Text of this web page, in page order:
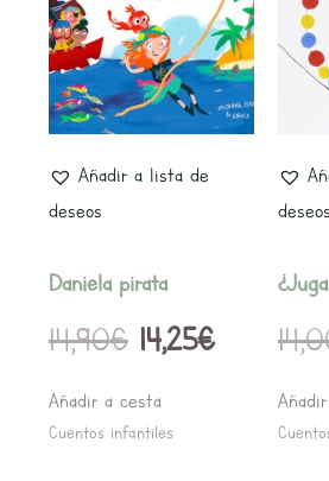
Añadir a lista de
deseos
Daniela pirata
14,90€
original
era:
14,90€.
14,25€
actual
es:
14,25€.
Añadir a cesta
Cuentos infantiles
deseos